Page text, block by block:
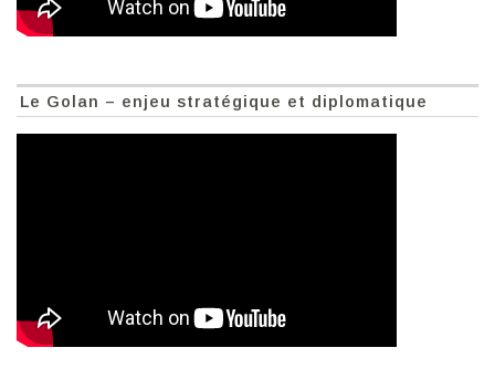
Le Golan – enjeu stratégique et diplomatique